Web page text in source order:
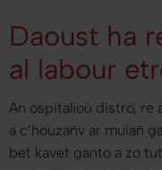
Daoust ha
al labour
An ospitalioù distro, re
a c’houzañv ar muiañ
bet kavet ganto a zo